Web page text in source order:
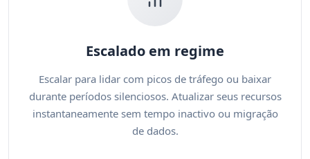
Escalado em regime
Escalar para lidar com picos de tráfego ou baixar
durante períodos silenciosos. Atualizar seus recursos
instantaneamente sem tempo inactivo ou migração
de dados.